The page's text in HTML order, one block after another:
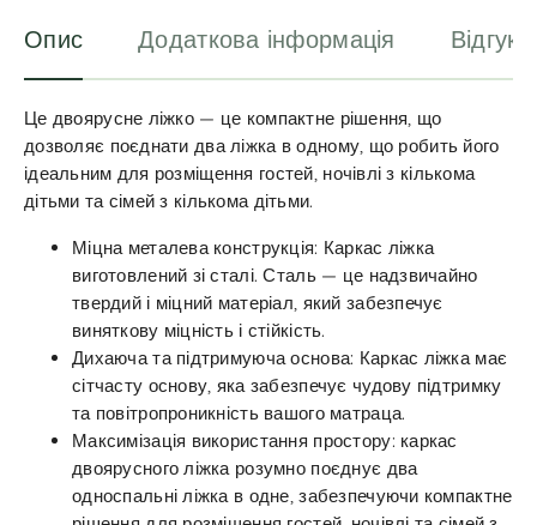
Опис Додаткова інформація
Це двоярусне ліжко — це компактне рішення, що
дозволяє поєднати два ліжка в одному, що робить його
ідеальним для розміщення гостей, ночівлі з кількома
дітьми та сімей з кількома дітьми.
Міцна металева конструкція: Каркас ліжка
виготовлений зі сталі. Сталь — це надзвичайно
твердий і міцний матеріал, який забезпечує
виняткову міцність і стійкість.
Дихаюча та підтримуюча основа: Каркас ліжка має
сітчасту основу, яка забезпечує чудову підтримку
та повітропроникність вашого матраца.
Максимізація використання простору: каркас
двоярусного ліжка розумно поєднує два
односпальні ліжка в одне, забезпечуючи компактне